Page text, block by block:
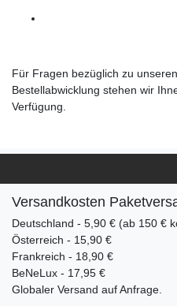
Für Fragen bezüglich zu
Bestellabwicklung stehen wir
Verfügung.
Versandkosten
Deutschland - 5,90 € (ab 150 €
Österreich - 15,90 €
Frankreich - 18,90 €
BeNeLux - 17,95 €
Globaler Versand auf Anfrage.